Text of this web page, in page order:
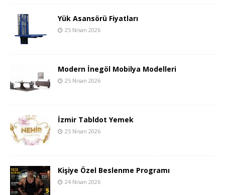
Yük Asansörü Fiyatları
25 Nisan 2026
Modern İnegöl Mobilya Modelleri
25 Nisan 2026
İzmir Tabldot Yemek
25 Nisan 2026
Kişiye Özel Beslenme Programı
24 Nisan 2026